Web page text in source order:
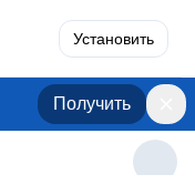
Установить
Получить